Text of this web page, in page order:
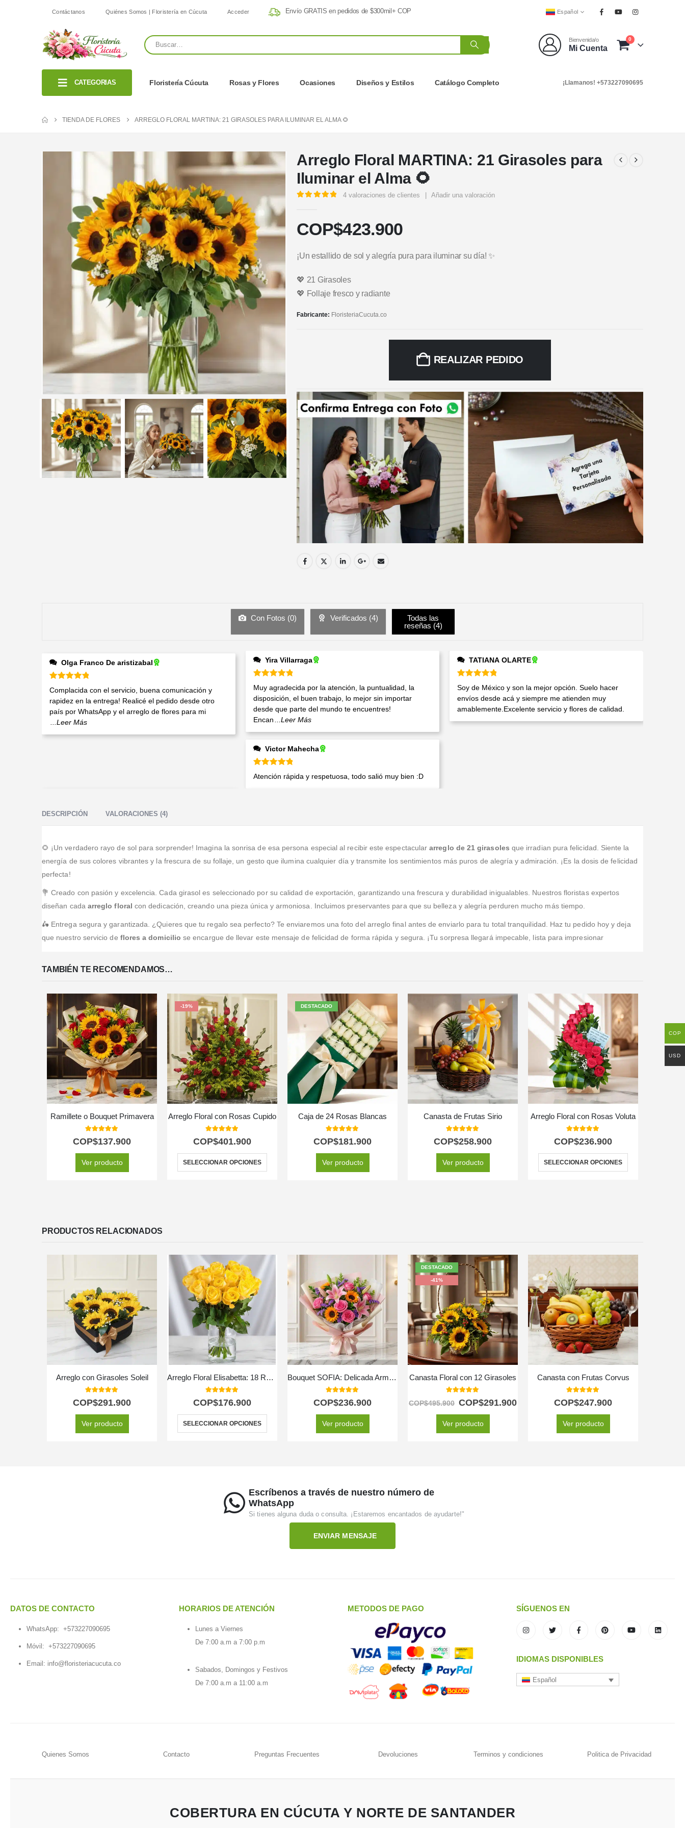
Contáctanos Quiénes Somos | Floristería en Cúcuta Acceder Envío GRATIS en pedidos de $300mil+ COP Español
Bienvenida/o
Mi Cuenta
0
CATEGORIAS Floristería Cúcuta Rosas y Flores Ocasiones Diseños y Estilos Catálogo Completo ¡Llamanos! +573227090695
TIENDA DE FLORES ARREGLO FLORAL MARTINA: 21 GIRASOLES PARA ILUMINAR EL ALMA 🌻
Arreglo Floral MARTINA: 21 Girasoles para
Iluminar el Alma 🌻
4 valoraciones de clientes Añadir una valoración
COP$423.900
¡Un estallido de sol y alegría pura para iluminar su día! ✨
💖 21 Girasoles
💖 Follaje fresco y radiante
Fabricante: FloristeriaCucuta.co
REALIZAR PEDIDO
Con Fotos (0) Verificados (4)
Todas las
reseñas (4)
Olga Franco De aristizabal
Complacida con el servicio, buena comunicación y
rapidez en la entrega! Realicé el pedido desde otro
país por WhatsApp y el arreglo de flores para mi
...Leer Más
Yira Villarraga
Muy agradecida por la atención, la puntualidad, la
disposición, el buen trabajo, lo mejor sin importar
desde que parte del mundo te encuentres!
Encan
...Leer Más
Victor Mahecha
Atención rápida y respetuosa, todo salió muy bien :D
TATIANA OLARTE
Soy de México y son la mejor opción. Suelo hacer
envíos desde acá y siempre me atienden muy
amablemente.Excelente servicio y flores de calidad.
DESCRIPCIÓN VALORACIONES (4)
🌻 ¡Un verdadero rayo de sol para sorprender! Imagina la sonrisa de esa persona especial al recibir este espectaculararreglo de 21 girasoles que irradian pura felicidad. Siente la
energía de sus colores vibrantes y la frescura de su follaje, un gesto que ilumina cualquier día y transmite los sentimientos más puros de alegría y admiración. ¡Es la dosis de felicidad
perfecta!
💐 Creado con pasión y excelencia. Cada girasol es seleccionado por su calidad de exportación, garantizando una frescura y durabilidad inigualables. Nuestros floristas expertos
diseñan cada arreglo floral con dedicación, creando una pieza única y armoniosa. Incluimos preservantes para que su belleza y alegría perduren mucho más tiempo.
🛵 Entrega segura y garantizada. ¿Quieres que tu regalo sea perfecto? Te enviaremos una foto del arreglo final antes de enviarlo para tu total tranquilidad. Haz tu pedido hoy y deja
que nuestro servicio de flores a domicilio se encargue de llevar este mensaje de felicidad de forma rápida y segura. ¡Tu sorpresa llegará impecable, lista para impresionar
TAMBIÉN TE RECOMENDAMOS…
Ramillete o Bouquet Primavera
5.00
COP$137.900
Ver producto
-19%
Arreglo Floral con Rosas Cupido
5.00
COP$401.900
SELECCIONAR OPCIONES
DESTACADO
Caja de 24 Rosas Blancas
5.00
COP$181.900
Ver producto
Canasta de Frutas Sirio
5.00
COP$258.900
Ver producto
Arreglo Floral con Rosas Voluta
5.00
COP$236.900
SELECCIONAR OPCIONES
PRODUCTOS RELACIONADOS
Arreglo con Girasoles Soleil
5.00
COP$291.900
Ver producto
Arreglo Floral Elisabetta: 18 Rosas de Amistad y Gratitud 🌼
5.00
COP$176.900
SELECCIONAR OPCIONES
Bouquet SOFIA: Delicada Armonía de Rosas y Lirios Primaverales 💐
5.00
COP$236.900
Ver producto
DESTACADO
-41%
Canasta Floral con 12 Girasoles
out of 5
COP$495.900 COP$291.900
Ver producto
Canasta con Frutas Corvus
5.00
COP$247.900
Ver producto
Escríbenos a través de nuestro número de
WhatsApp
Si tienes alguna duda o consulta. ¡Estaremos encantados de ayudarte!"
ENVIAR MENSAJE
DATOS DE CONTACTO
WhatsApp: +573227090695
Móvil: +573227090695
Email: info@floristeriacucuta.co
HORARIOS DE ATENCIÓN
Lunes a Viernes
De 7:00 a.m a 7:00 p.m
Sabados, Domingos y Festivos
De 7:00 a.m a 11:00 a.m
METODOS DE PAGO SÍGUENOS EN
IDIOMAS DISPONIBLES
Español
Quienes Somos Contacto Preguntas Frecuentes Devoluciones Terminos y condiciones Politica de Privacidad
COBERTURA EN CÚCUTA Y NORTE DE SANTANDER
COP
USD